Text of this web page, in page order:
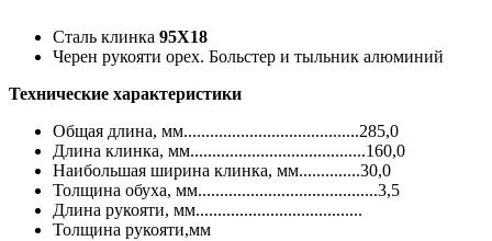
Сталь клинка 95Х18
Черен рукояти орех. Больстер и тыльник алюминий
Технические характеристики
Общая длина, мм........................................285,0
Длина клинка, мм........................................160,0
Наибольшая ширина клинка, мм..............30,0
Толщина обуха, мм.........................................3,5
Длина рукояти, мм......................................
Толщина рукояти,мм